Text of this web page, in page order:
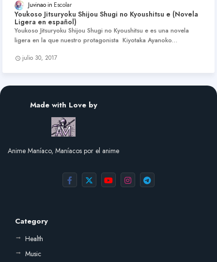
Juvinao Escolar
Youkoso Jitsuryoku Shijou Shugi no Kyoushitsu e (Novela
Ligera en español)
Youkoso Jitsuryoku Shijou Shugi no Kyoushitsu e es una novela
ligera en la que nuestro protagonista Kiyotaka Ayanoko…
julio 30, 2017
Made with Love by
Anime Maníaco, Maníacos por el anime
Category
Health
Music